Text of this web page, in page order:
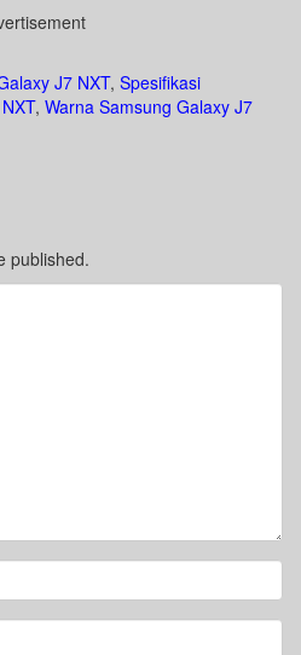
J7 NXT, Spesifikasi
, Warna Samsung Galaxy J7
published.